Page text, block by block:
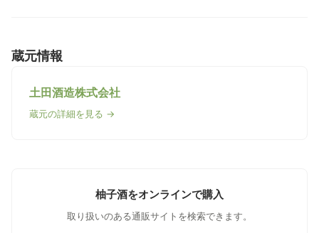
蔵元情報
土田酒造株式会社
蔵元の詳細を見る →
柚子酒をオンラインで購入
取り扱いのある通販サイトを検索できます。